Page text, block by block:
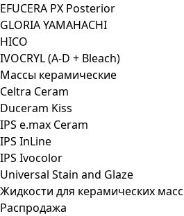
EFUCERA PX Posterior
GLORIA YAMAHACHI
HICO
IVOCRYL (A-D + Bleach)
Массы керамические
Celtra Ceram
Duceram Kiss
IPS e.max Ceram
IPS InLine
IPS Ivocolor
Universal Stain and Glaze
Жидкости для керамических масс
Распродажа